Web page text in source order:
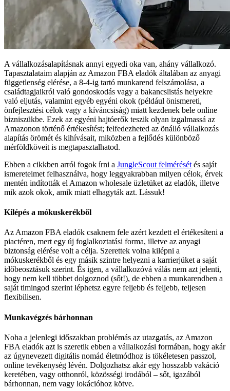
A vállalkozásalapításnak annyi egyedi oka van, ahány vállalkozó.
Tapasztalataim alapján az Amazon FBA eladók általában az anyagi
függetlenség elérése, a 8-4-ig tartó munkarend felszámolása, a
családtagjaikról való gondoskodás vagy a bakancslistás helyekre
való eljutás, valamint egyéb egyéni okok (például önismereti,
önfejlesztési célok vagy a kíváncsiság) miatt kezdenek bele online
bizniszükbe. Ezek az egyéni hajtóerők teszik olyan izgalmassá az
Amazonon történő értékesítést; felfedezheted az önálló vállalkozás
alapítás örömét és kihívásait, miközben a fejlődés különböző
mérföldköveit is megtapasztalhatod.
Ebben a cikkben arról fogok írni a JungleScout felmérését és saját
ismereteimet felhasználva, hogy leggyakrabban milyen célok, érvek
mentén indították el Amazon wholesale üzletüket az eladók, illetve
mik azok okok, amik miatt elhagyták azt. Lássuk!
Kilépés a mókuskerékből
Az Amazon FBA eladók csaknem fele azért kezdett el értékesíteni a
piactéren, mert egy új foglalkoztatási forma, illetve az anyagi
biztonság elérése volt a célja. Szerettek volna kilépni a
mókuskerékből és egy másik szintre helyezni a karrierjüket a saját
időbeosztásuk szerint. És igen, a vállalkozóvá válás nem azt jelenti,
hogy nem kell többet dolgoznod (sőt!), de ebben a munkarendben a
saját timingod szerint léphetsz egyre feljebb és feljebb, teljesen
flexibilisen.
Munkavégzés bárhonnan
Noha a jelenlegi időszakban problémás az utazgatás, az Amazon
FBA eladók azt is szeretik ebben a vállalkozási formában, hogy akár
az úgynevezett digitális nomád életmódhoz is tökéletesen passzol,
online tevékenység lévén. Dolgozhatsz akár egy hosszabb vakáció
keretében, vagy otthonról, közösségi irodából – sőt, igazából
bárhonnan, nem vagy lokációhoz kötve.